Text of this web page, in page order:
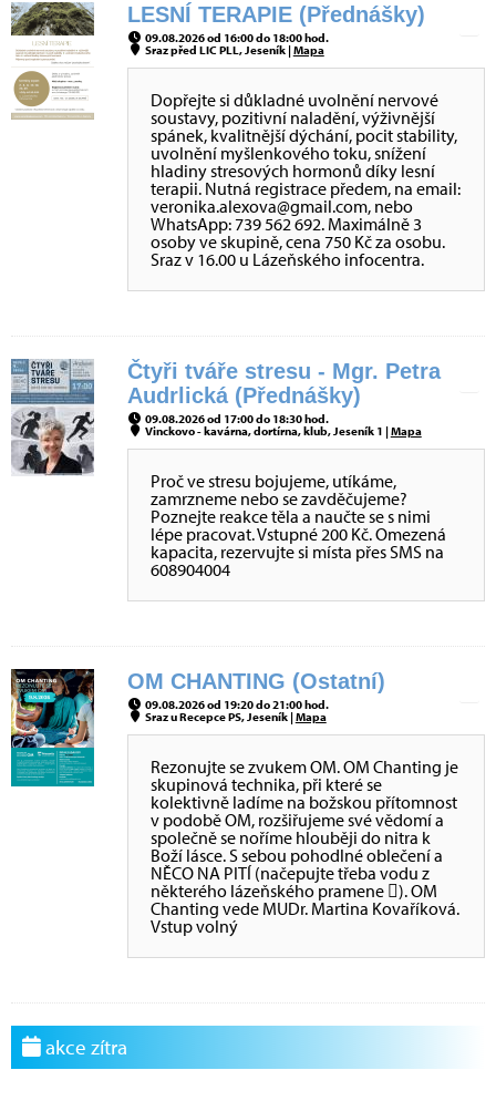
LESNÍ TERAPIE (Přednášky)
09.08.2026 od 16:00 do 18:00 hod.
Sraz před LIC PLL, Jeseník |Mapa
Dopřejte si důkladné uvolnění nervové
soustavy, pozitivní naladění, výživnější
spánek, kvalitnější dýchání, pocit stability,
uvolnění myšlenkového toku, snížení
hladiny stresových hormonů díky lesní
terapii. Nutná registrace předem, na email:
veronika.alexova@gmail.com, nebo
WhatsApp: 739 562 692. Maximálně 3
osoby ve skupině, cena 750 Kč za osobu.
Sraz v 16.00 u Lázeňského infocentra.
Čtyři tváře stresu - Mgr. Petra
Audrlická (Přednášky)
09.08.2026 od 17:00 do 18:30 hod.
Vinckovo - kavárna, dortírna, klub, Jeseník 1 |Mapa
Proč ve stresu bojujeme, utíkáme,
zamrzneme nebo se zavděčujeme?
Poznejte reakce těla a naučte se s nimi
lépe pracovat. Vstupné 200 Kč. Omezená
kapacita, rezervujte si místa přes SMS na
608904004
OM CHANTING (Ostatní)
09.08.2026 od 19:20 do 21:00 hod.
Sraz u Recepce PS, Jeseník |Mapa
Rezonujte se zvukem OM. OM Chanting je
skupinová technika, při které se
kolektivně ladíme na božskou přítomnost
v podobě OM, rozšiřujeme své vědomí a
společně se noříme hlouběji do nitra k
Boží lásce. S sebou pohodlné oblečení a
NĚCO NA PITÍ (načepujte třeba vodu z
některého lázeňského pramene ). OM
Chanting vede MUDr. Martina Kovaříková.
Vstup volný
akce zítra